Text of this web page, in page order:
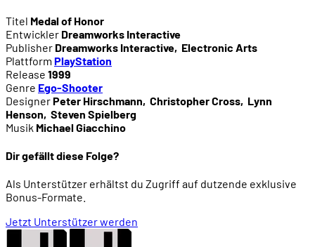
Titel Medal of Honor
Entwickler Dreamworks Interactive
Publisher Dreamworks Interactive, Electronic Arts
Plattform PlayStation
Release 1999
Genre Ego-Shooter
DesignerPeter Hirschmann, Christopher Cross, Lynn
Henson, Steven Spielberg
Musik Michael Giacchino
Dir gefällt diese Folge?
Als Unterstützer erhältst du Zugriff auf dutzende exklusive
Bonus-Formate.
Jetzt Unterstützer werden